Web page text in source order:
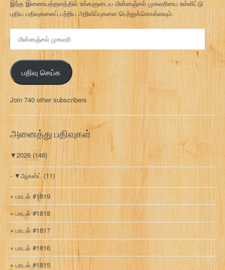
இந்த இணையத்தளத்தில் உங்களுடைய மின்னஞ்சல் முகவரியை உள்ளிட்டு
புதிய பதிவுகளைப் பற்றிய அறிவிப்புகளை பெற்றுக்கொள்ளவும்.
ன்
ன
ஞ்
ச
ல்
க
வ
பதிவு செய்க
Join 740 other subscribers
அனைத்து பதிவுகள்
▼2026 (146)
▼ஆகஸ்ட் (11)
பாடல் #1819
பாடல் #1818
பாடல் #1817
பாடல் #1816
பாடல் #1815